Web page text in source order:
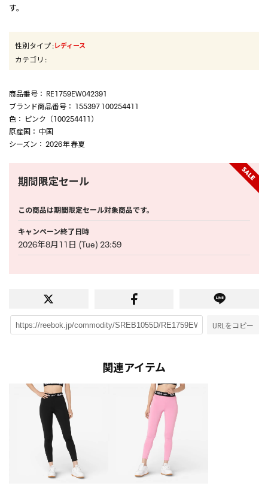
す。
性別タイプ:レディース
カテゴリ :
商品番号 ： RE1759EW042391
ブランド商品番号 ： 155397 100254411
色 ： ピンク（100254411）
原産国 ： 中国
シーズン ： 2026年 春夏
期間限定セール
この商品は期間限定セール対象商品です。
キャンペーン終了日時
2026年8月11日 (Tue) 23:59
URLをコピー
関連アイテム